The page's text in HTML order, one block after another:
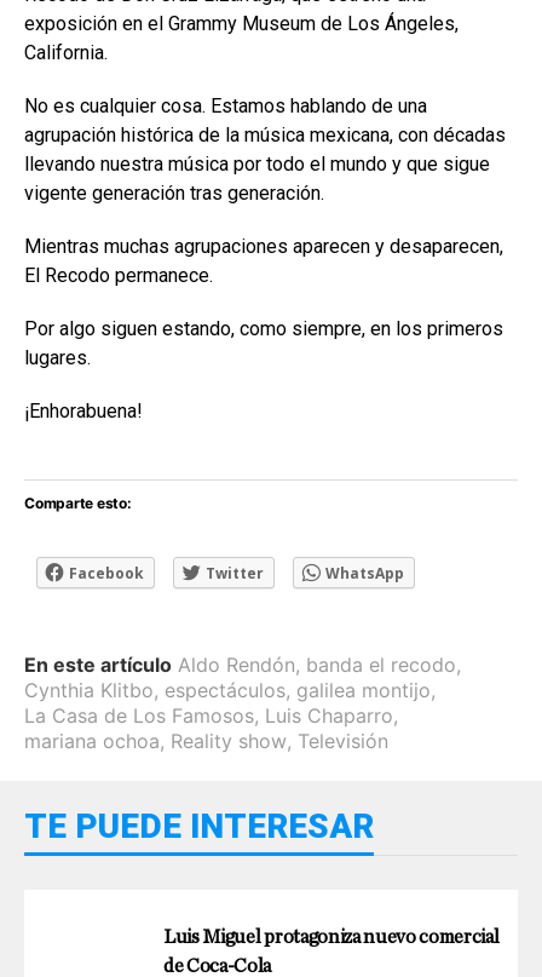
exposición en el Grammy Museum de Los Ángeles,
California.
No es cualquier cosa. Estamos hablando de una
agrupación histórica de la música mexicana, con décadas
llevando nuestra música por todo el mundo y que sigue
vigente generación tras generación.
Mientras muchas agrupaciones aparecen y desaparecen,
El Recodo permanece.
Por algo siguen estando, como siempre, en los primeros
lugares.
¡Enhorabuena!
Comparte esto:
Facebook Twitter WhatsApp
En este artículo Aldo Rendón, banda el recodo,
Cynthia Klitbo, espectáculos, galilea montijo,
La Casa de Los Famosos, Luis Chaparro,
mariana ochoa, Reality show, Televisión
TE PUEDE INTERESAR
Luis Miguel protagoniza nuevo comercial
de Coca-Cola